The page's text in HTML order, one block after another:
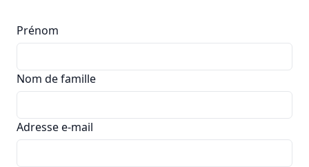
Prénom
Nom de famille
Adresse e-mail